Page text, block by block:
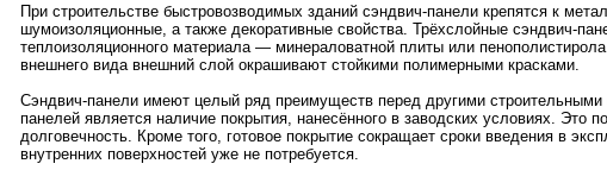
При строительстве быстровозводимых зданий сэндвич-панели крепятся к
шумоизоляционные, а также декоративные свойства. Трёхслойные сэндвич-
теплоизоляционного материала — минераловатной плиты или
внешнего вида внешний слой окрашивают стойкими полимерными красками.
Сэндвич-панели имеют целый ряд преимуществ перед другими
панелей является наличие покрытия, нанесённого в заводских условиях.
долговечность. Кроме того, готовое покрытие сокращает сроки введения в
внутренних поверхностей уже не потребуется.